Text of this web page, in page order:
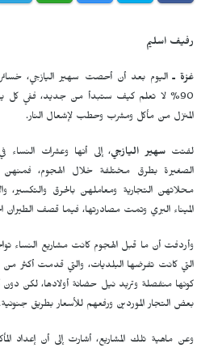
رفيف اسليم
غزة ـاليوم بعد أن أحصت سهير اليازجي،
90% لا تعلم كيف ستبدأ من جديد، ففي كل
المنزل من مأكل ومشرب وحطب لإشعال النار.
لفتتسهير اليازجي، إلى أنها وعشرات
الصغيرة بطرق مختلفة خلال الهجوم، فمنهن
محلاتهن التجارية ومعاملهن بالحرق
الميناء البري وتمت مصادرتها، فيما قصف الطيران
وأردفت أن ما قبل الهجوم كانت مشاريع النساء
التي كانت تفرضها البلديات، والتي قدمت أكثر
كونها منفصلة وتريد نيل حضانة أولادها، لكن
بعض التجار الموردين ورفعهم للأسعار بطريق
وعن ماهية تلك المشاريع، أشارت إلى أن إعداد